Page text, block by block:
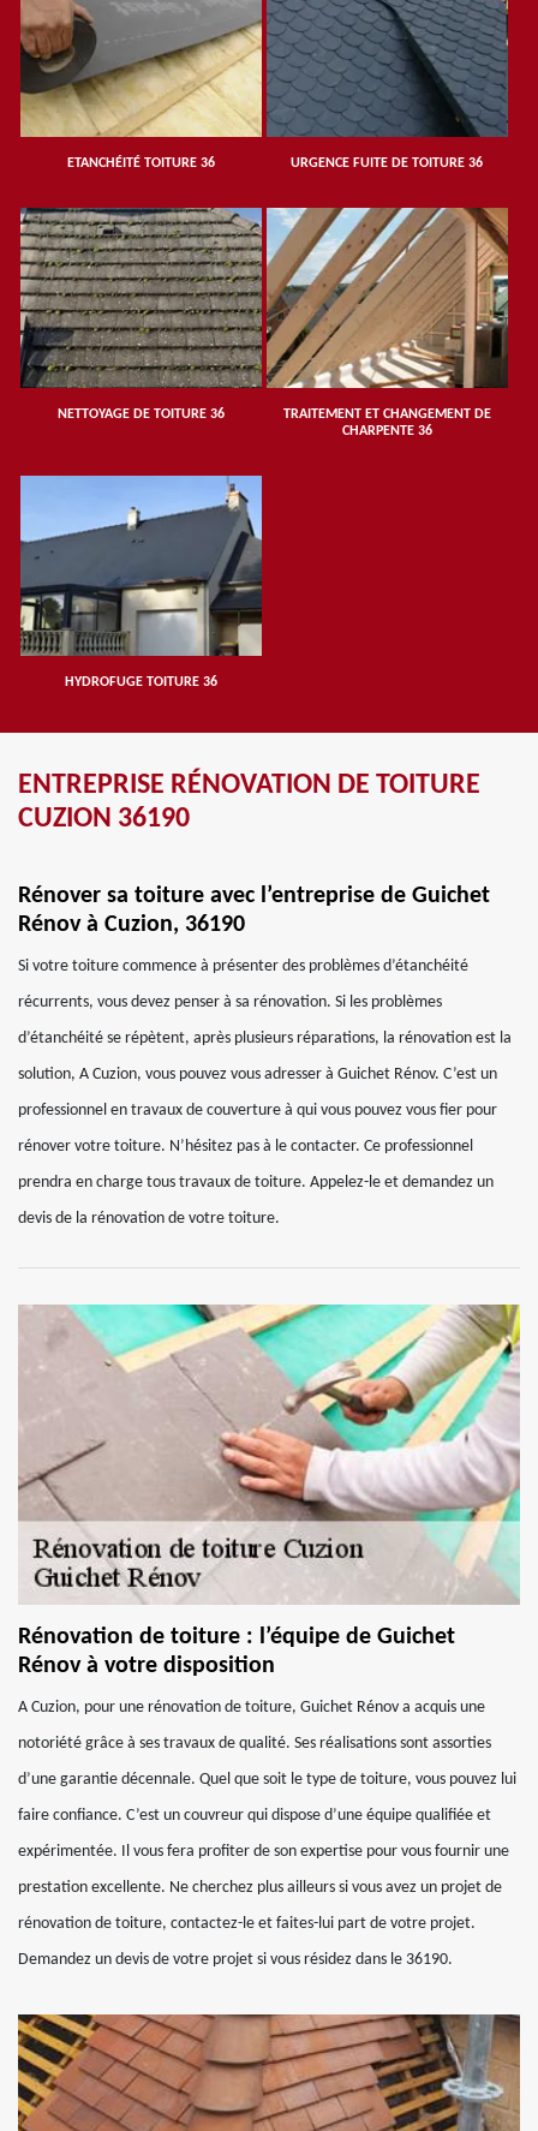
ETANCHÉITÉ TOITURE 36 URGENCE FUITE DE TOITURE 36
NETTOYAGE DE TOITURE 36
TRAITEMENT ET CHANGEMENT DE
CHARPENTE 36
HYDROFUGE TOITURE 36
ENTREPRISE RÉNOVATION DE TOITURE
CUZION 36190
Rénover sa toiture avec l’entreprise de Guichet
Rénov à Cuzion, 36190
Si votre toiture commence à présenter des problèmes d’étanchéité
récurrents, vous devez penser à sa rénovation. Si les problèmes
d’étanchéité se répètent, après plusieurs réparations, la rénovation est la
solution, A Cuzion, vous pouvez vous adresser à Guichet Rénov. C’est un
professionnel en travaux de couverture à qui vous pouvez vous fier pour
rénover votre toiture. N’hésitez pas à le contacter. Ce professionnel
prendra en charge tous travaux de toiture. Appelez-le et demandez un
devis de la rénovation de votre toiture.
Rénovation de toiture : l’équipe de Guichet
Rénov à votre disposition
A Cuzion, pour une rénovation de toiture, Guichet Rénov a acquis une
notoriété grâce à ses travaux de qualité. Ses réalisations sont assorties
d’une garantie décennale. Quel que soit le type de toiture, vous pouvez lui
faire confiance. C’est un couvreur qui dispose d’une équipe qualifiée et
expérimentée. Il vous fera profiter de son expertise pour vous fournir une
prestation excellente. Ne cherchez plus ailleurs si vous avez un projet de
rénovation de toiture, contactez-le et faites-lui part de votre projet.
Demandez un devis de votre projet si vous résidez dans le 36190.